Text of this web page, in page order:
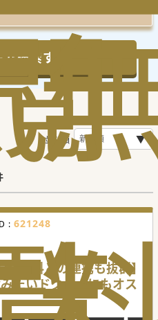
件を表示
で検索する
並び順
: 621248
/外科との連携も抜群】
たいドクターにもオス